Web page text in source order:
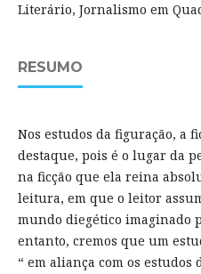
Literário, Jornalismo em
RESUMO
Nos estudos da figuração, a
destaque, pois é o lugar da
na ficção que ela reina
leitura, em que o leitor
mundo diegético imaginado
entanto, cremos que um
“ em aliança com os